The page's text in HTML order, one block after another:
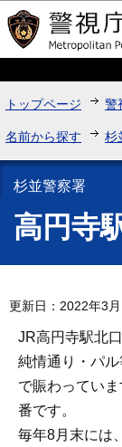
トップページ 警
名前から探す 杉
杉並警察署
高円寺
更新日：2022年3
JR高円寺駅北
純情通り・パ
で賑わってい
番です。
毎年8月末には